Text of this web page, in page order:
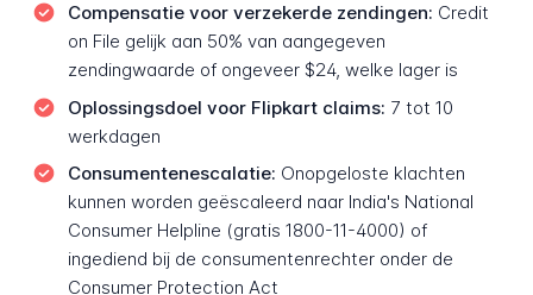
Compensatie voor verzekerde zendingen: Credit
on File gelijk aan 50% van aangegeven
zendingwaarde of ongeveer $24, welke lager is
Oplossingsdoel voor Flipkart claims: 7 tot 10
werkdagen
Consumentenescalatie: Onopgeloste klachten
kunnen worden geëscaleerd naar India's National
Consumer Helpline (gratis 1800-11-4000) of
ingediend bij de consumentenrechter onder de
Consumer Protection Act